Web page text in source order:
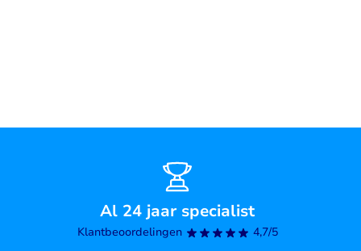
Al 24 jaar specialist
Klantbeoordelingen 4,7/5